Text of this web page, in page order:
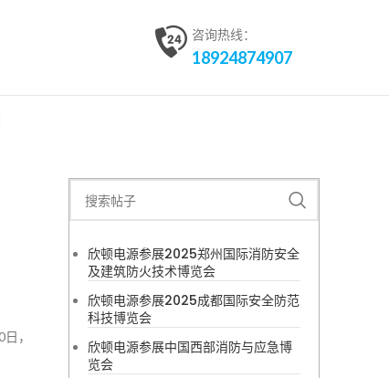
咨询热线：
18924874907
，
欣顿电源参展2025郑州国际消防安全
及建筑防火技术博览会
欣顿电源参展2025成都国际安全防范
科技博览会
欣顿电源参展中国西部消防与应急博
览会